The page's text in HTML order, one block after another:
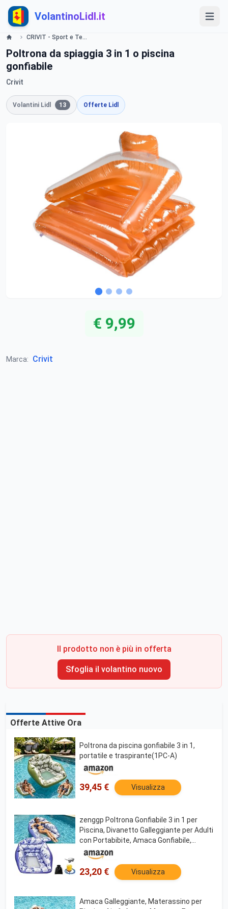
VolantinoLidl.it
CRIVIT - Sport e Tempo libero Lidl
Poltrona da spiaggia 3 in 1 o piscina
gonfiabile
Crivit
Volantini Lidl 13 Offerte Lidl
€ 9,99
Marca: Crivit
Il prodotto non è più in offerta
Sfoglia il volantino nuovo
Offerte Attive Ora
Poltrona da piscina gonfiabile 3 in 1,
portatile e traspirante(1PC-A)
39,45 € Visualizza
zenggp Poltrona Gonfiabile 3 in 1 per
Piscina, Divanetto Galleggiante per Adulti
con Portabibite, Amaca Gonfiabile,
Accessorio da Spiaggia Resistente per
Giochi All'aperto, Feste Ed Estate(Blue)
23,20 € Visualizza
Amaca Galleggiante, Materassino per